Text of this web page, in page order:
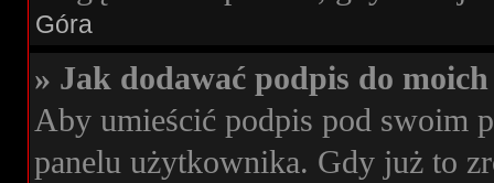
Góra
» Jak dodawać podpis do
Aby umieścić podpis pod swoim
panelu użytkownika. Gdy już to